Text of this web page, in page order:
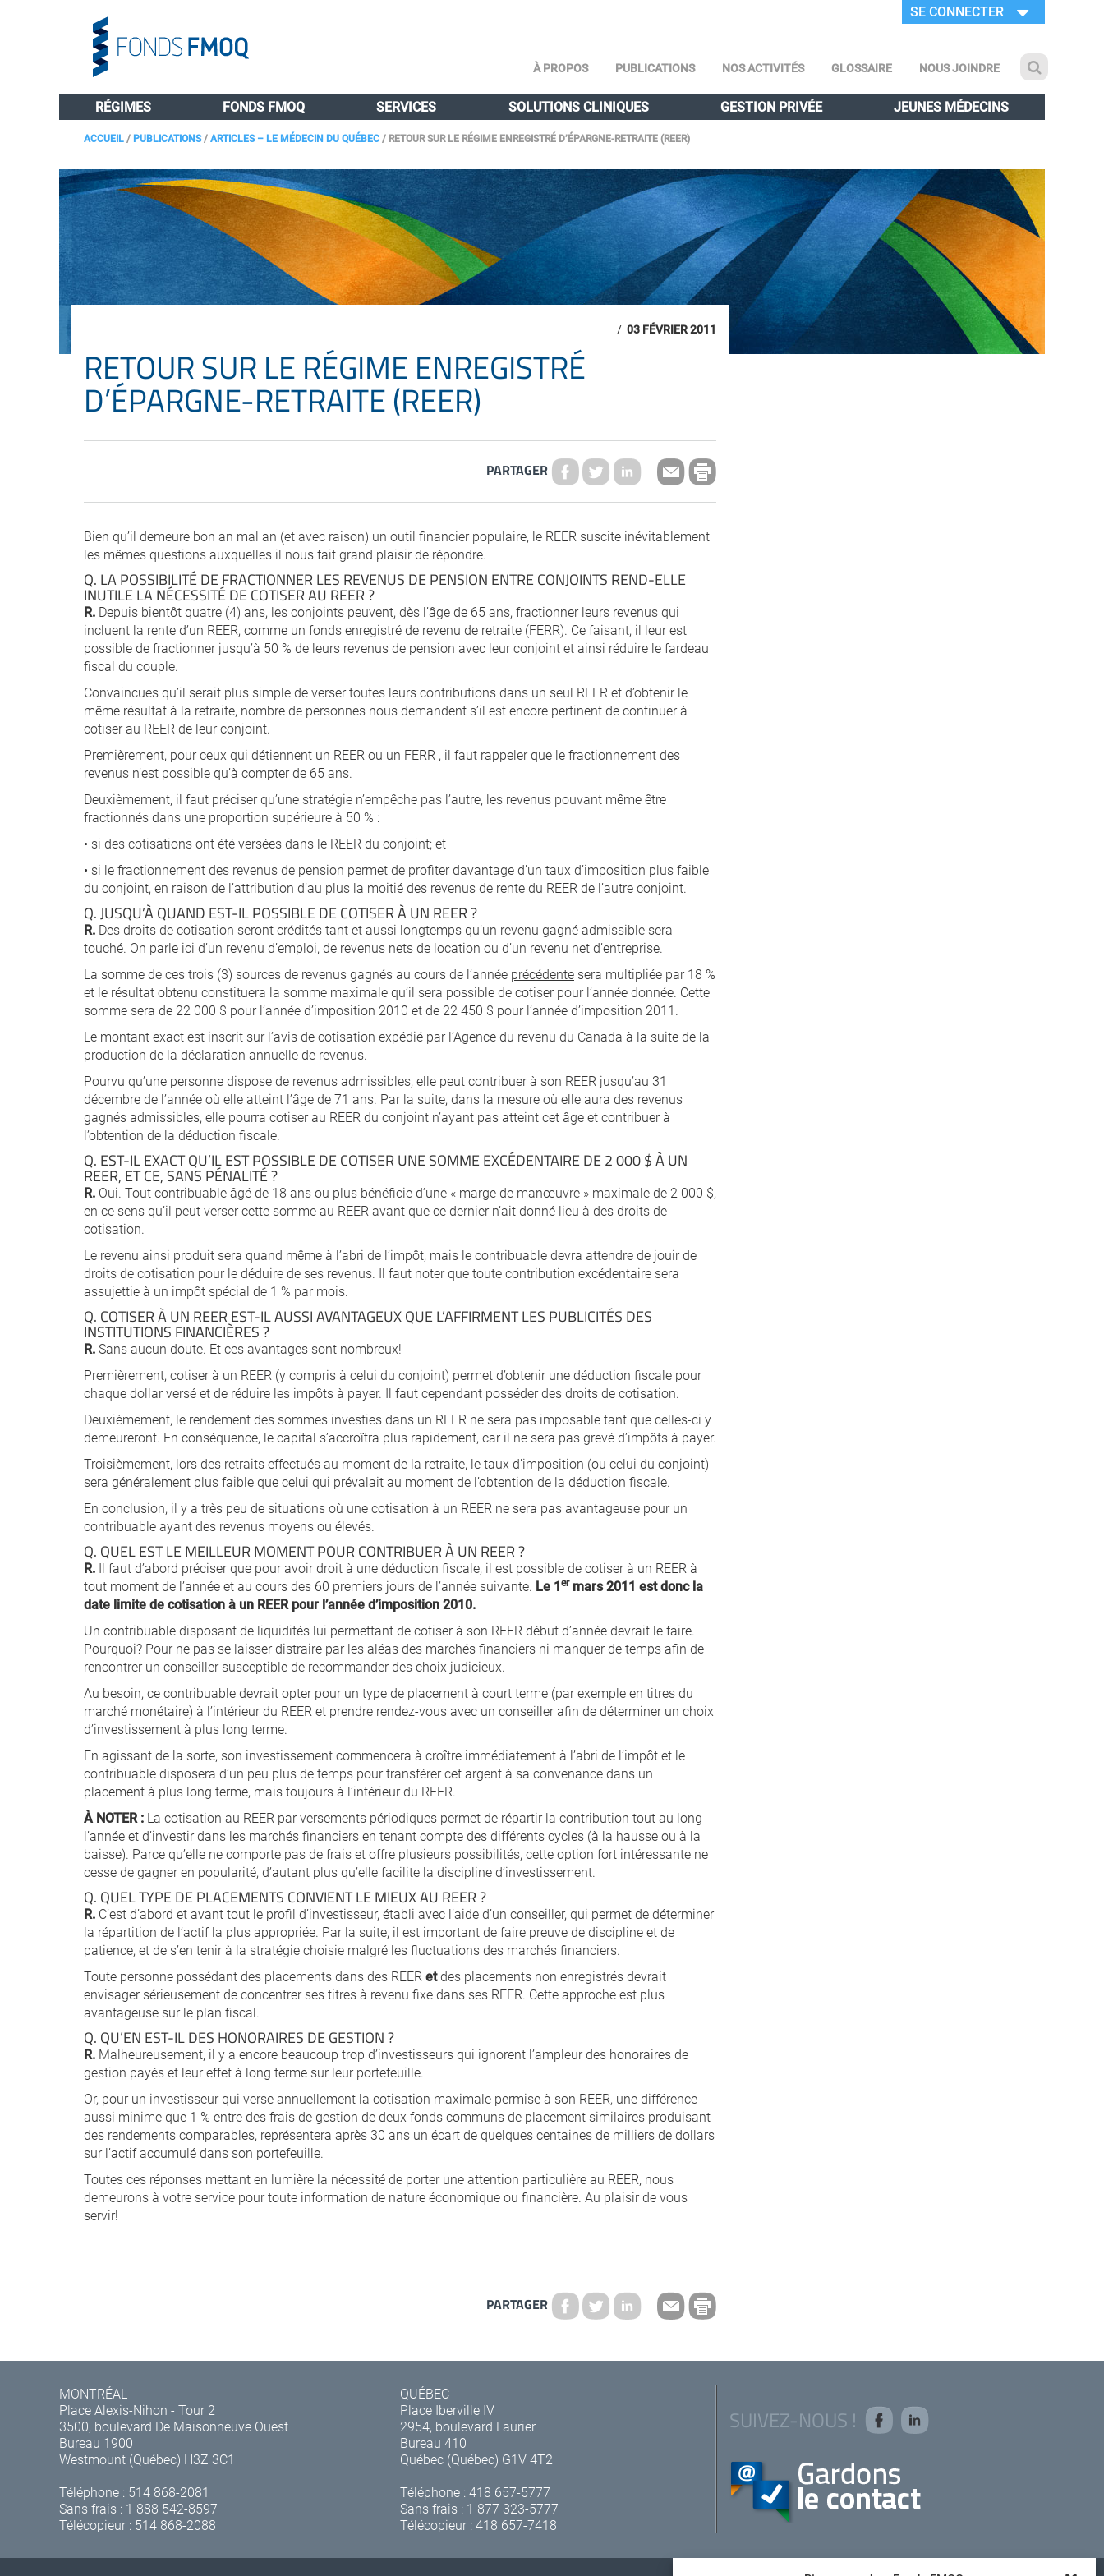
SE CONNECTER
À PROPOS PUBLICATIONS NOS ACTIVITÉS GLOSSAIRE NOUS JOINDRE
RÉGIMES FONDS FMOQ SERVICES SOLUTIONS CLINIQUES GESTION PRIVÉE JEUNES MÉDECINS
ACCUEIL/PUBLICATIONS/ARTICLES – LE MÉDECIN DU QUÉBEC/ RETOUR SUR LE RÉGIME ENREGISTRÉ D’ÉPARGNE-RETRAITE (REER)
/ 03 FÉVRIER 2011
RETOUR SUR LE RÉGIME ENREGISTRÉ
D’ÉPARGNE-RETRAITE (REER)
PARTAGER
Bien qu’il demeure bon an mal an (et avec raison) un outil financier populaire, le REER suscite inévitablement
les mêmes questions auxquelles il nous fait grand plaisir de répondre.
Q. LA POSSIBILITÉ DE FRACTIONNER LES REVENUS DE PENSION ENTRE CONJOINTS REND-ELLE
INUTILE LA NÉCESSITÉ DE COTISER AU REER ?
R. Depuis bientôt quatre (4) ans, les conjoints peuvent, dès l’âge de 65 ans, fractionner leurs revenus qui
incluent la rente d’un REER, comme un fonds enregistré de revenu de retraite (FERR). Ce faisant, il leur est
possible de fractionner jusqu’à 50 % de leurs revenus de pension avec leur conjoint et ainsi réduire le fardeau
fiscal du couple.
Convaincues qu’il serait plus simple de verser toutes leurs contributions dans un seul REER et d’obtenir le
même résultat à la retraite, nombre de personnes nous demandent s’il est encore pertinent de continuer à
cotiser au REER de leur conjoint.
Premièrement, pour ceux qui détiennent un REER ou un FERR , il faut rappeler que le fractionnement des
revenus n’est possible qu’à compter de 65 ans.
Deuxièmement, il faut préciser qu’une stratégie n’empêche pas l’autre, les revenus pouvant même être
fractionnés dans une proportion supérieure à 50 % :
• si des cotisations ont été versées dans le REER du conjoint; et
• si le fractionnement des revenus de pension permet de profiter davantage d’un taux d’imposition plus faible
du conjoint, en raison de l’attribution d’au plus la moitié des revenus de rente du REER de l’autre conjoint.
Q. JUSQU’À QUAND EST-IL POSSIBLE DE COTISER À UN REER ?
R. Des droits de cotisation seront crédités tant et aussi longtemps qu’un revenu gagné admissible sera
touché. On parle ici d’un revenu d’emploi, de revenus nets de location ou d’un revenu net d’entreprise.
La somme de ces trois (3) sources de revenus gagnés au cours de l’année précédente sera multipliée par 18 %
et le résultat obtenu constituera la somme maximale qu’il sera possible de cotiser pour l’année donnée. Cette
somme sera de 22 000 $ pour l’année d’imposition 2010 et de 22 450 $ pour l’année d’imposition 2011.
Le montant exact est inscrit sur l’avis de cotisation expédié par l’Agence du revenu du Canada à la suite de la
production de la déclaration annuelle de revenus.
Pourvu qu’une personne dispose de revenus admissibles, elle peut contribuer à son REER jusqu’au 31
décembre de l’année où elle atteint l’âge de 71 ans. Par la suite, dans la mesure où elle aura des revenus
gagnés admissibles, elle pourra cotiser au REER du conjoint n’ayant pas atteint cet âge et contribuer à
l’obtention de la déduction fiscale.
Q. EST-IL EXACT QU’IL EST POSSIBLE DE COTISER UNE SOMME EXCÉDENTAIRE DE 2 000 $ À UN
REER, ET CE, SANS PÉNALITÉ ?
R. Oui. Tout contribuable âgé de 18 ans ou plus bénéficie d’une « marge de manœuvre » maximale de 2 000 $,
en ce sens qu’il peut verser cette somme au REER avantque ce dernier n’ait donné lieu à des droits de
cotisation.
Le revenu ainsi produit sera quand même à l’abri de l’impôt, mais le contribuable devra attendre de jouir de
droits de cotisation pour le déduire de ses revenus. Il faut noter que toute contribution excédentaire sera
assujettie à un impôt spécial de 1 % par mois.
Q. COTISER À UN REER EST-IL AUSSI AVANTAGEUX QUE L’AFFIRMENT LES PUBLICITÉS DES
INSTITUTIONS FINANCIÈRES ?
R.Sans aucun doute. Et ces avantages sont nombreux!
Premièrement, cotiser à un REER (y compris à celui du conjoint) permet d’obtenir une déduction fiscale pour
chaque dollar versé et de réduire les impôts à payer. Il faut cependant posséder des droits de cotisation.
Deuxièmement, le rendement des sommes investies dans un REER ne sera pas imposable tant que celles-ci y
demeureront. En conséquence, le capital s’accroîtra plus rapidement, car il ne sera pas grevé d’impôts à payer.
Troisièmement, lors des retraits effectués au moment de la retraite, le taux d’imposition (ou celui du conjoint)
sera généralement plus faible que celui qui prévalait au moment de l’obtention de la déduction fiscale.
En conclusion, il y a très peu de situations où une cotisation à un REER ne sera pas avantageuse pour un
contribuable ayant des revenus moyens ou élevés.
Q. QUEL EST LE MEILLEUR MOMENT POUR CONTRIBUER À UN REER ?
R. Il faut d’abord préciser que pour avoir droit à une déduction fiscale, il est possible de cotiser à un REER à
tout moment de l’année et au cours des 60 premiers jours de l’année suivante. Le 1ermars 2011 est donc la
date limite de cotisation à un REER pour l’année d’imposition 2010.
Un contribuable disposant de liquidités lui permettant de cotiser à son REER début d’année devrait le faire.
Pourquoi? Pour ne pas se laisser distraire par les aléas des marchés financiers ni manquer de temps afin de
rencontrer un conseiller susceptible de recommander des choix judicieux.
Au besoin, ce contribuable devrait opter pour un type de placement à court terme (par exemple en titres du
marché monétaire) à l’intérieur du REER et prendre rendez-vous avec un conseiller afin de déterminer un choix
d’investissement à plus long terme.
En agissant de la sorte, son investissement commencera à croître immédiatement à l’abri de l’impôt et le
contribuable disposera d’un peu plus de temps pour transférer cet argent à sa convenance dans un
placement à plus long terme, mais toujours à l’intérieur du REER.
À NOTER : La cotisation au REER par versements périodiques permet de répartir la contribution tout au long
l’année et d’investir dans les marchés financiers en tenant compte des différents cycles (à la hausse ou à la
baisse). Parce qu’elle ne comporte pas de frais et offre plusieurs possibilités, cette option fort intéressante ne
cesse de gagner en popularité, d’autant plus qu’elle facilite la discipline d’investissement.
Q. QUEL TYPE DE PLACEMENTS CONVIENT LE MIEUX AU REER ?
R. C’est d’abord et avant tout le profil d’investisseur, établi avec l’aide d’un conseiller, qui permet de déterminer
la répartition de l’actif la plus appropriée. Par la suite, il est important de faire preuve de discipline et de
patience, et de s’en tenir à la stratégie choisie malgré les fluctuations des marchés financiers.
Toute personne possédant des placements dans des REER etdes placements non enregistrés devrait
envisager sérieusement de concentrer ses titres à revenu fixe dans ses REER. Cette approche est plus
avantageuse sur le plan fiscal.
Q. QU’EN EST-IL DES HONORAIRES DE GESTION ?
R. Malheureusement, il y a encore beaucoup trop d’investisseurs qui ignorent l’ampleur des honoraires de
gestion payés et leur effet à long terme sur leur portefeuille.
Or, pour un investisseur qui verse annuellement la cotisation maximale permise à son REER, une différence
aussi minime que 1 % entre des frais de gestion de deux fonds communs de placement similaires produisant
des rendements comparables, représentera après 30 ans un écart de quelques centaines de milliers de dollars
sur l’actif accumulé dans son portefeuille.
Toutes ces réponses mettant en lumière la nécessité de porter une attention particulière au REER, nous
demeurons à votre service pour toute information de nature économique ou financière. Au plaisir de vous
servir!
PARTAGER
MONTRÉAL
Place Alexis-Nihon - Tour 2
3500, boulevard De Maisonneuve Ouest
Bureau 1900
Westmount (Québec) H3Z 3C1
Téléphone : 514 868-2081
Sans frais : 1 888 542-8597
Télécopieur : 514 868-2088
QUÉBEC
Place Iberville IV
2954, boulevard Laurier
Bureau 410
Québec (Québec) G1V 4T2
Téléphone :418 657-5777
Sans frais : 1 877 323-5777
Télécopieur : 418 657-7418
SUIVEZ-NOUS !